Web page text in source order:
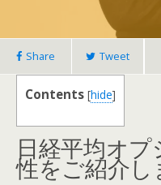
Share Tweet
Contents [hide]
日経平均オ
性をご紹介し